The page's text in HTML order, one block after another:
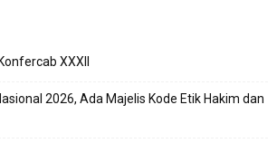
XXXII
2026, Ada Majelis Kode Etik Hakim dan